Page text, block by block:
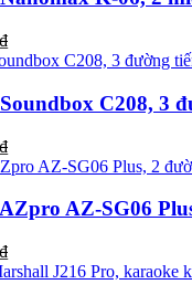
C208, 3
AZ-SG06